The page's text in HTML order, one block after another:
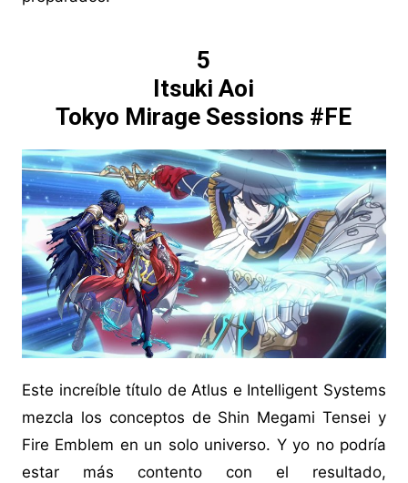
5
Itsuki Aoi
Tokyo Mirage Sessions #FE
Este increíble título de Atlus e Intelligent Systems
mezcla los conceptos de Shin Megami Tensei y
Fire Emblem en un solo universo. Y yo no podría
estar más contento con el resultado,